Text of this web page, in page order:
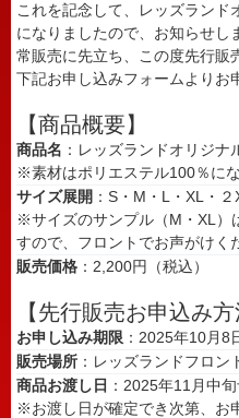
これを記念して、レッズランド
になりましたので、お知らせし
常販売に先立ち、この度先行販
下記お申し込みフォームよりお
【商品概要】
商品名 ：レッズランドオリジナ
※素材はポリエステル100％にな
サイズ展開 ：S・M・L・XL・２
※サイズのサンプル（M・XL）
すので、フロントでお声がけく
販売価格 ：2,200円（税込）
【先行販売お申込み方
お申し込み期限 ：2025年10月8
販売場所 ：レッズランドフロン
商品お渡し日 ：2025年11月中
※お渡し日が確定でき次第、お